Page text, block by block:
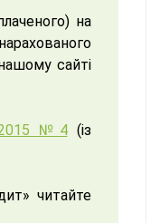
на
сайті
№4(із
читайте